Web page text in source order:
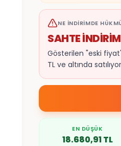
NE İNDIRIMDE
SAHTE İNDİRİM
Gösterilen "eski
TL ve altında
EN DÜŞÜK
18.680,91TL